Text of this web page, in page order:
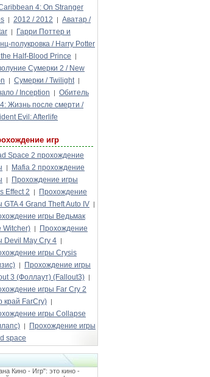
4: On Stranger
| 2012 / 2012 | Аватар /
|
Гарри Поттер и
полукровка / Harry Potter
Half-Blood Prince
|
Сумерки 2 / New
| Сумерки / Twilight |
/ Inception | Обитель
Жизнь после смерти /
Evil: Afterlife
игр
Space 2 прохождение
|
Mafia 2 прохождение
|
Прохождение игры
Effect 2
|
Прохождение
GTA 4 Grand Theft Auto IV |
игры Ведьмак
Witcher) |
Прохождение
Devil May Cry 4 |
игры Crysis
|
Прохождение игры
3 (Фоллаут) (Fallout3) |
игры Far Cry 2
край FarCry) |
игры Collapse
|
Прохождение игры
space
Кино - Игр": это кино -